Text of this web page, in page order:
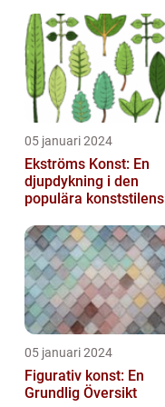
05 januari 2024
Ekströms Konst: En
djupdykning i den
populära konststilens
05 januari 2024
Figurativ konst: En
Grundlig Översikt